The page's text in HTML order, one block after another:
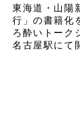
東海道・山陽
行」の書籍化
ろ酔いトーク
名古屋駅にて